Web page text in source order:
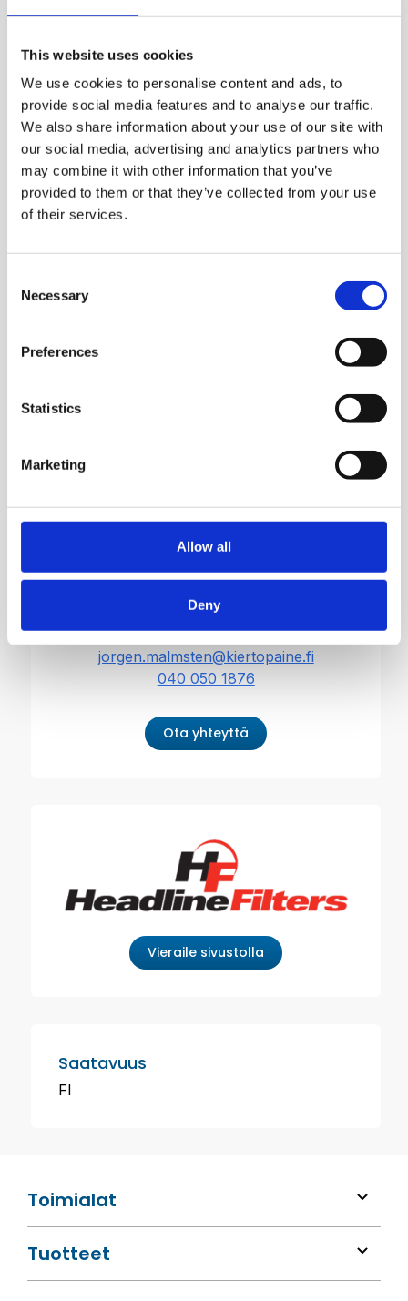
This website uses cookies
We use cookies to personalise content and ads, to
provide social media features and to analyse our traffic.
We also share information about your use of our site with
our social media, advertising and analytics partners who
may combine it with other information that you’ve
provided to them or that they’ve collected from your use
of their services.
Selection
Necessary
Preferences
Statistics
Marketing
Allow all
Deny
Toimialat
Tuotteet
Ota yhteyttä
tommi.rannanvirta@kiertopaine.fi
050 570 1410
Jörgen Malmsten
jorgen.malmsten@kiertopaine.fi
040 050 1876
Ota yhteyttä
Vieraile sivustolla
Saatavuus
FI